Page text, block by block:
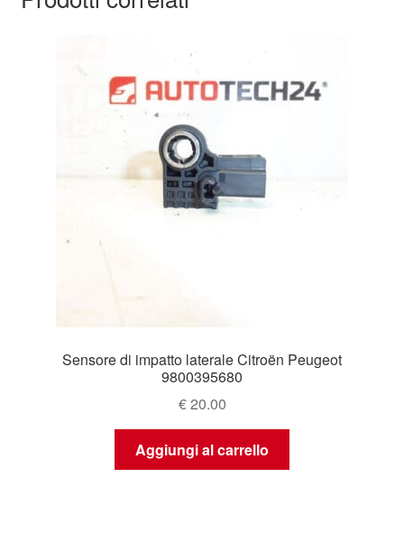
Sensore di impatto laterale Citroën Peugeot
9800395680
€20.00
Aggiungi al carrello